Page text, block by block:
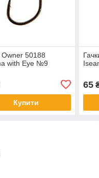
Owner 50188
with Eye №9
Купити
65